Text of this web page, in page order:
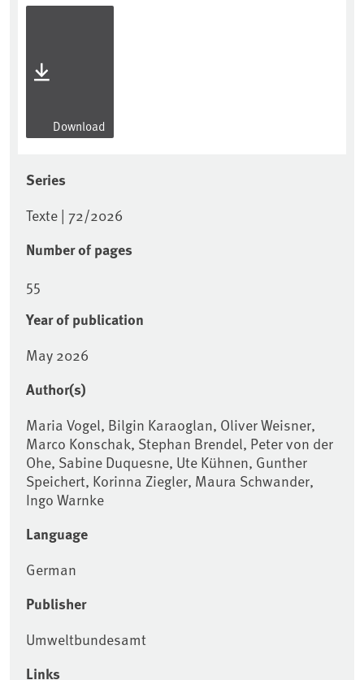
Download
Series
Texte | 72/2026
Number of pages
55
Year of publication
May 2026
Author(s)
Maria Vogel, Bilgin Karaoglan, Oliver Weisner,
Marco Konschak, Stephan Brendel, Peter von der
Ohe, Sabine Duquesne, Ute Kühnen, Gunther
Speichert, Korinna Ziegler, Maura Schwander,
Ingo Warnke
Language
German
Publisher
Umweltbundesamt
Links